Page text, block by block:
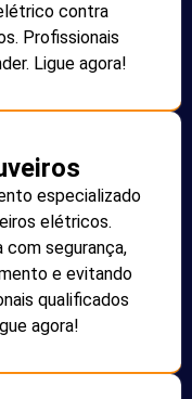
contra
Profissionais
Ligue agora!
especializado
elétricos.
com segurança,
e evitando
qualificados
agora!